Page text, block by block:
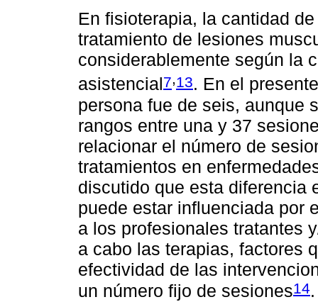
En fisioterapia, la cantidad
tratamiento de lesiones
considerablemente según la
asistencial7,13. En el
persona fue de seis, aunque
rangos entre una y 37
relacionar el número de
tratamientos en
discutido que esta diferencia
puede estar influenciada por
a los profesionales tratantes
a cabo las terapias, factores
efectividad de las
un número fijo de sesiones14.